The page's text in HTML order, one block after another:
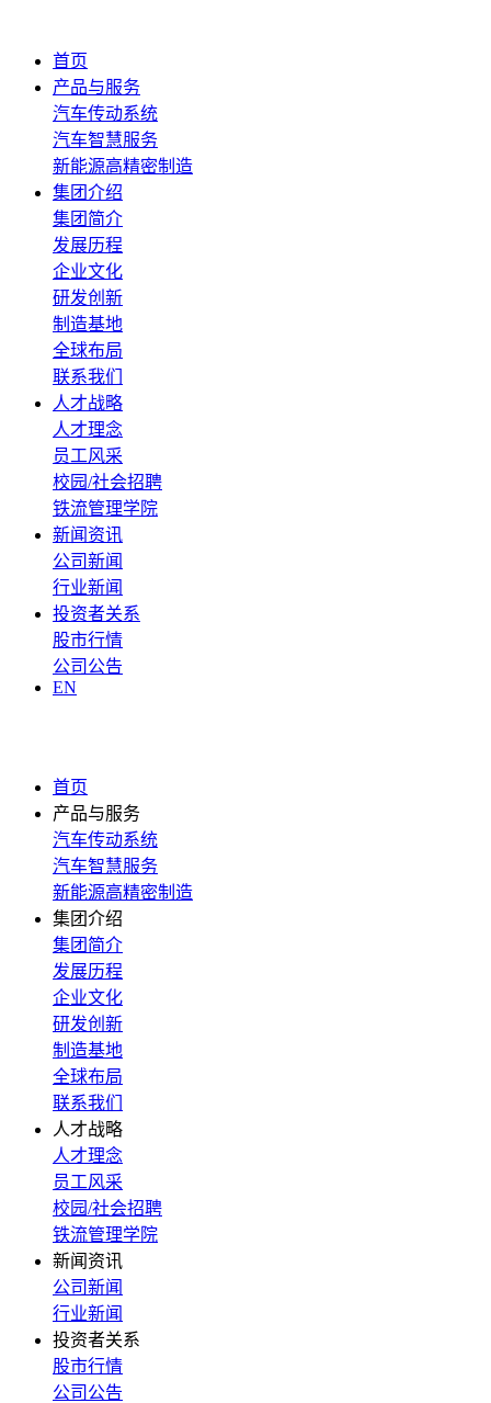
首页
产品与服务
汽车传动系统
汽车智慧服务
新能源高精密制造
集团介绍
集团简介
发展历程
企业文化
研发创新
制造基地
全球布局
联系我们
人才战略
人才理念
员工风采
校园/社会招聘
铁流管理学院
新闻资讯
公司新闻
行业新闻
投资者关系
股市行情
公司公告
EN
首页
产品与服务
汽车传动系统
汽车智慧服务
新能源高精密制造
集团介绍
集团简介
发展历程
企业文化
研发创新
制造基地
全球布局
联系我们
人才战略
人才理念
员工风采
校园/社会招聘
铁流管理学院
新闻资讯
公司新闻
行业新闻
投资者关系
股市行情
公司公告